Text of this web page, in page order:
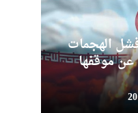
الهجمات
عن موقفها